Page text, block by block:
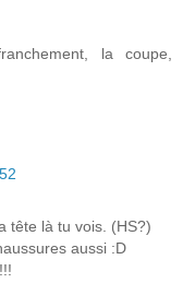
la coupe,
tête là tu vois. (HS?)
aussi :D